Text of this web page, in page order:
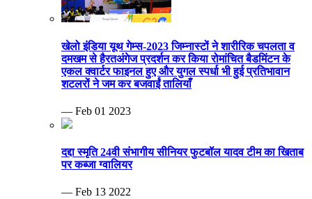
खेलो इंडिया यूथ गेम्स-2023 जिम्नास्टों ने शारीरिक चपलता व
दमखम से हैरतअंगेज प्रदर्शन कर किया रोमांचित बैडमिंटन के
एकल क्वार्टर फाइनल हुए और युगल स्पर्धा भी हुई प्रतिभावान
शटलरों ने जम कर बजवाईं तालियाँ
— Feb 01 2023
दद्दा स्मृति 24वी संभागीय सीनियर फुटबॉल यादव टीम का खिताब
पर कब्जा ग्वालियर
— Feb 13 2022